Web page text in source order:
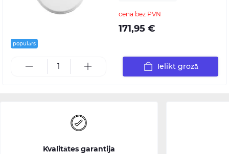
populārs
cena bez PVN
171,95 €
Ielikt grozā
Kvalitātes garantija